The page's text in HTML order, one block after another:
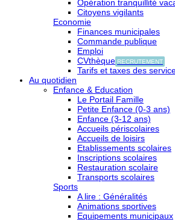
Opération tranquillité
Citoyens vigilants
Economie
Finances municipales
Commande publique
Emploi
CVthèque RECRUTEMENT
Tarifs et taxes des
Au quotidien
Enfance & Education
Le Portail Famille
Petite Enfance (0-3 ans)
Enfance (3-12 ans)
Accueils périscolaires
Accueils de loisirs
Etablissements scolaires
Inscriptions scolaires
Restauration scolaire
Transports scolaires
Sports
A lire : Généralités
Animations sportives
Equipements municipaux